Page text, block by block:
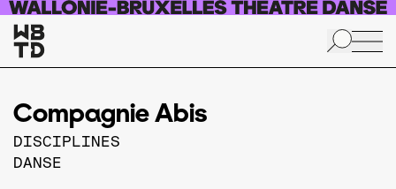
Aller au contenu principal
Compagnie Abis
DISCIPLINES
DANSE